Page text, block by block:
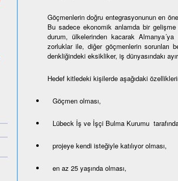
Göçmenlerin doğru entegrasyonunun en
Bu sadece ekonomik anlamda bir
durum, ülkelerinden kacarak Almanya´ya
zorluklar ile, diĝer göçmenlerin sorunları
denkliğindeki eksikliker, iş dünyasındakı
Hedef kitledeki kişilerde aşağıdaki
Göçmen olması,
Lübeck İş ve İşçi Bulma Kurumu
projeye kendi isteğiyle katılıyor olması,
en az 25 yaşında olması,